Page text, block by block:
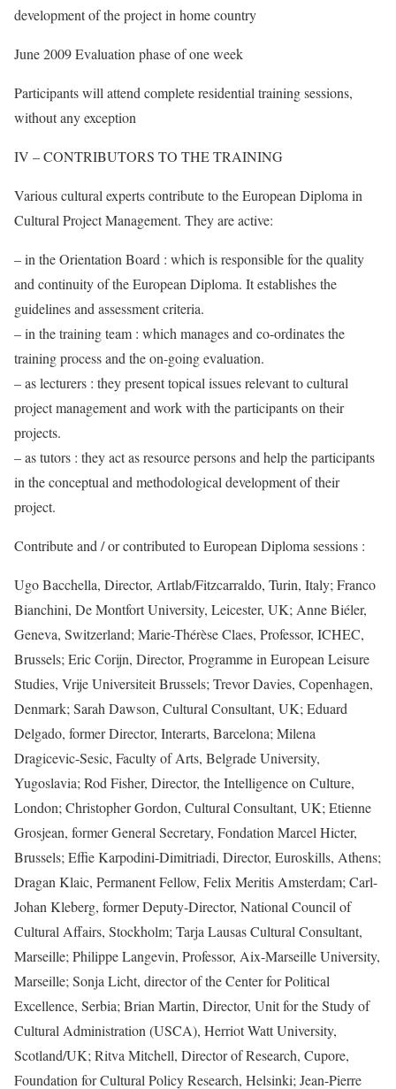
development of the project in home country
June 2009 Evaluation phase of one week
Participants will attend complete residential training sessions,
without any exception
IV – CONTRIBUTORS TO THE TRAINING
Various cultural experts contribute to the European Diploma in
Cultural Project Management. They are active:
– in the Orientation Board : which is responsible for the quality
and continuity of the European Diploma. It establishes the
guidelines and assessment criteria.
– in the training team : which manages and co-ordinates the
training process and the on-going evaluation.
– as lecturers : they present topical issues relevant to cultural
project management and work with the participants on their
projects.
– as tutors : they act as resource persons and help the participants
in the conceptual and methodological development of their
project.
Contribute and / or contributed to European Diploma sessions :
Ugo Bacchella, Director, Artlab/Fitzcarraldo, Turin, Italy; Franco
Bianchini, De Montfort University, Leicester, UK; Anne Biéler,
Geneva, Switzerland; Marie-Thérèse Claes, Professor, ICHEC,
Brussels; Eric Corijn, Director, Programme in European Leisure
Studies, Vrije Universiteit Brussels; Trevor Davies, Copenhagen,
Denmark; Sarah Dawson, Cultural Consultant, UK; Eduard
Delgado, former Director, Interarts, Barcelona; Milena
Dragicevic-Sesic, Faculty of Arts, Belgrade University,
Yugoslavia; Rod Fisher, Director, the Intelligence on Culture,
London; Christopher Gordon, Cultural Consultant, UK; Etienne
Grosjean, former General Secretary, Fondation Marcel Hicter,
Brussels; Effie Karpodini-Dimitriadi, Director, Euroskills, Athens;
Dragan Klaic, Permanent Fellow, Felix Meritis Amsterdam; Carl-
Johan Kleberg, former Deputy-Director, National Council of
Cultural Affairs, Stockholm; Tarja Lausas Cultural Consultant,
Marseille; Philippe Langevin, Professor, Aix-Marseille University,
Marseille; Sonja Licht, director of the Center for Political
Excellence, Serbia; Brian Martin, Director, Unit for the Study of
Cultural Administration (USCA), Herriot Watt University,
Scotland/UK; Ritva Mitchell, Director of Research, Cupore,
Foundation for Cultural Policy Research, Helsinki; Jean-Pierre